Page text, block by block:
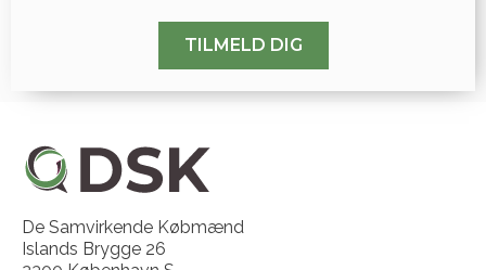
TILMELD DIG
De Samvirkende Købmænd
Islands Brygge 26